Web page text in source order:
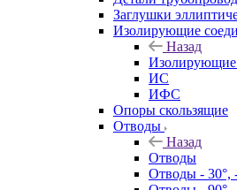
Заглушки
Изолирующие
Назад
Изолирующие
ИС
ИФС
Опоры скользящие
Отводы
Назад
Отводы
Отводы - 30°,